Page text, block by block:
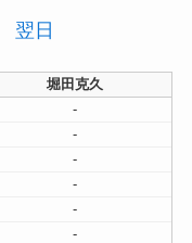
翌日
堀田克久
-
-
-
-
-
-